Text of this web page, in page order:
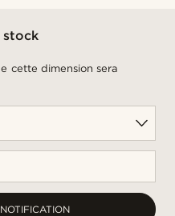
stock
cette dimension sera